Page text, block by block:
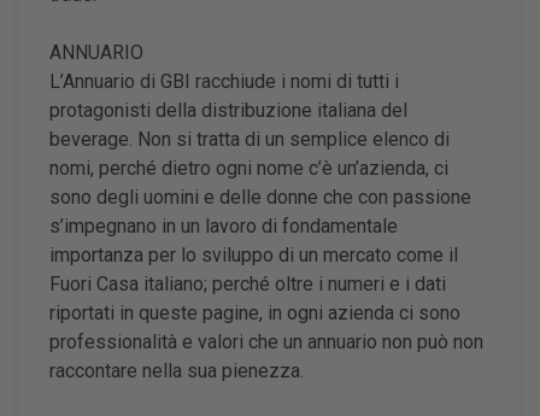
ANNUARIO
L’Annuario di GBI racchiude i nomi di tutti i
protagonisti della distribuzione italiana del
beverage. Non si tratta di un semplice elenco di
nomi, perché dietro ogni nome c’è un’azienda, ci
sono degli uomini e delle donne che con passione
s’impegnano in un lavoro di fondamentale
importanza per lo sviluppo di un mercato come il
Fuori Casa italiano; perché oltre i numeri e i dati
riportati in queste pagine, in ogni azienda ci sono
professionalità e valori che un annuario non può non
raccontare nella sua pienezza.